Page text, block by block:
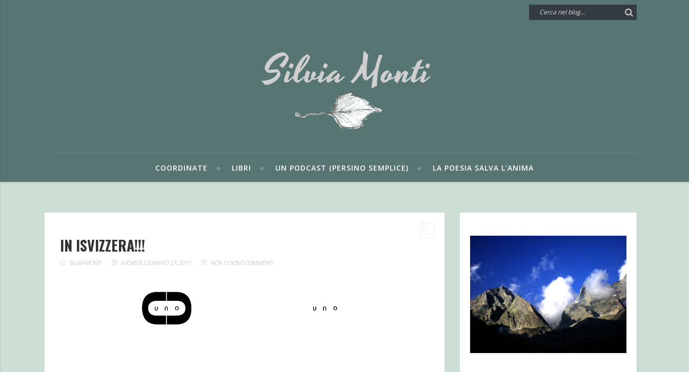
COORDINATE LIBRI UN PODCAST (PERSINO SEMPLICE) LA POESIA SALVA L'ANIMA
IN ISVIZZERA!!!
SILVIAMONTI GIOVEDÌ, GENNAIO 27, 2011 NON CI SONO COMMENTI